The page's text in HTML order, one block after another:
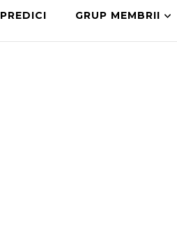
PREDICI GRUP MEMBRII